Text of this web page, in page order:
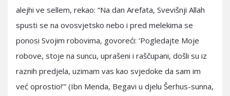
alejhi ve sellem, rekao: “Na dan Arefata, Svevišnji Allah
spusti se na ovosvjetsko nebo i pred melekima se
ponosi Svojim robovima, govoreći: ’Pogledajte Moje
robove, stoje na suncu, uprašeni i raščupani, došli su iz
raznih predjela, uzimam vas kao svjedoke da sam im
već oprostio!’” (Ibn Menda, Begavi u djelu Šerhus-sunna,